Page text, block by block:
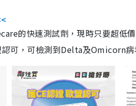
的快速測試劑，現時只要超低
可，可檢測到Delta及Omicorn